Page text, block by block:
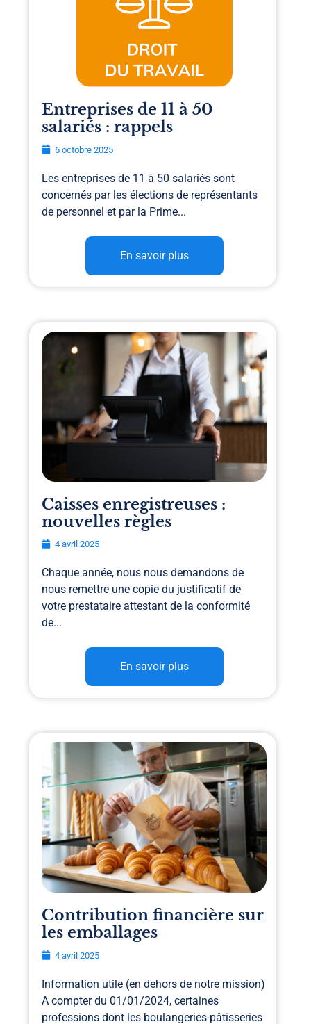
Entreprises de 11 à 50
salariés : rappels
6 octobre 2025
Les entreprises de 11 à 50 salariés sont
concernés par les élections de représentants
de personnel et par la Prime...
En savoir plus
Caisses enregistreuses :
nouvelles règles
4 avril 2025
Chaque année, nous nous demandons de
nous remettre une copie du justificatif de
votre prestataire attestant de la conformité
de...
En savoir plus
Contribution financière sur
les emballages
4 avril 2025
Information utile (en dehors de notre mission)
A compter du 01/01/2024, certaines
professions dont les boulangeries-pâtisseries